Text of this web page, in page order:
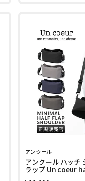
アンクール
アンクール ハッチ
ラップ Un coeur